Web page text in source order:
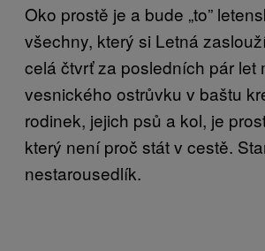
Oko prostě je a bude „to”
všechny, který si Letná
celá čtvrť za posledních pár let
vesnického ostrůvku v baštu
rodinek, jejich psů a kol, je
který není proč stát v cestě.
nestarousedlík.